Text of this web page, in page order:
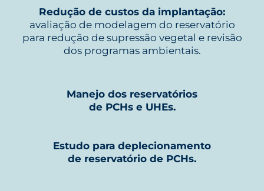
Redução de custos da implantação:
avaliação de modelagem do reservatório
para redução de supressão vegetal e revisão
dos programas ambientais.
Manejo dos reservatórios
de PCHs e UHEs.
Estudo para deplecionamento
de reservatório de PCHs.